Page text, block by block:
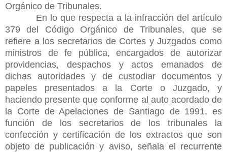
Orgánico de Tribunales.
En lo que respecta a la infracción del artículo
379 del Código Orgánico de Tribunales, que se
refiere a los secretarios de Cortes y Juzgados como
ministros de fe pública, encargados de autorizar
providencias, despachos y actos emanados de
dichas autoridades y de custodiar documentos y
papeles presentados a la Corte o Juzgado, y
haciendo presente que conforme al auto acordado de
la Corte de Apelaciones de Santiago de 1991, es
función de los secretarios de los tribunales la
confección y certificación de los extractos que son
objeto de publicación y aviso, señala el recurrente